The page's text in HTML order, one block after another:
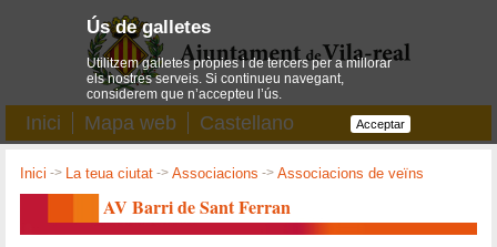
Inici Mapa web Castellano
Inici -> La teua ciutat ->Associacions ->Associacions de veïns
AV Barri de Sant Ferran
Ús de galletes
Utilitzem galletes pròpies i de tercers per a millorar
els nostres serveis. Si continueu navegant,
considerem que n’accepteu l’ús.
Acceptar